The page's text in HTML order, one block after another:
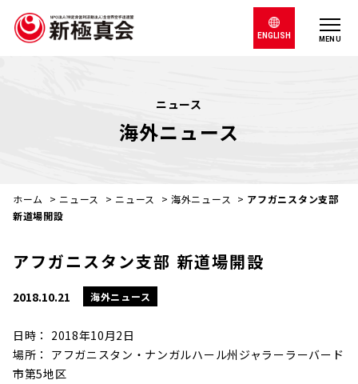
MENU
ENGLISH
ニュース
海外ニュース
ホーム > ニュース > ニュース >海外ニュース > アフガニスタン支部
新道場開設
アフガニスタン支部 新道場開設
2018.10.21 海外ニュース
日時： 2018年10月2日
場所： アフガニスタン・ナンガルハール州ジャラーラーバード
市第5地区